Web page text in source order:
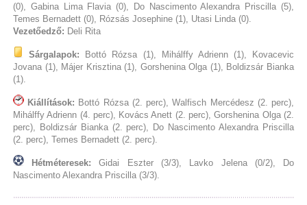
(0), Gabina Lima Flavia (0), Do Nascimento Alexandra Priscilla (5),
Temes Bernadett (0), Rózsás Josephine (1), Utasi Linda (0).
Vezetőedző: Deli Rita
Sárgalapok:
Bottó Rózsa (1), Mihálffy Adrienn (1), Kovacevic
Jovana (1), Májer Krisztina (1), Gorshenina Olga (1), Boldizsár Bianka
(1).
Kiállítások: Bottó Rózsa (2. perc), Walfisch Mercédesz (2. perc),
Mihálffy Adrienn (4. perc), Kovács Anett (2. perc), Gorshenina Olga (2.
perc), Boldizsár Bianka (2. perc), Do Nascimento Alexandra Priscilla
(2. perc), Temes Bernadett (2. perc).
Hétméteresek:Gidai Eszter (3/3), Lavko Jelena (0/2), Do
Nascimento Alexandra Priscilla (3/3).